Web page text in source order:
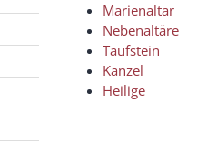
Marienaltar
Nebenaltäre
Taufstein
Kanzel
Heilige